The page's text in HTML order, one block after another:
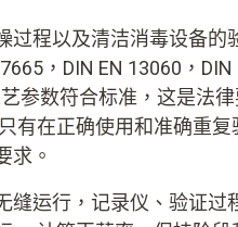
过程以及清洁消毒设备的
，DIN EN 13060，DIN
参数符合标准，这是法
有在正确使用和准确重
求。
缝运行，记录仪、验证过